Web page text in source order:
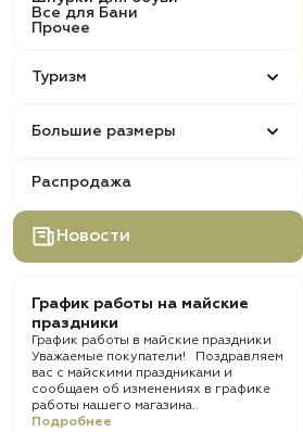
Все для Бани
Прочее
Туризм
Большие размеры
Распродажа
Новости
График работы на майские
праздники
График работы в майские праздники
Уважаемые покупатели! Поздравляем
вас с майскими праздниками и
сообщаем об изменениях в графике
работы нашего магазина..
Подробнее